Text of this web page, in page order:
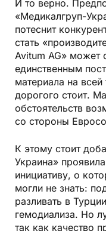
И то верно.
«Медикалгруп-
потеснит
стать
Avitum AG» может
единственным
материала на
дорогого стоит.
обстоятельств
со стороны
К этому стоит
Украина»
инициативу, о
могли не знать:
разливать в
гемодиализа. Но
так как качество